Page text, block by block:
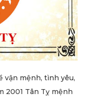
vận mệnh, tình yêu,
2001 Tân Tỵ mệnh